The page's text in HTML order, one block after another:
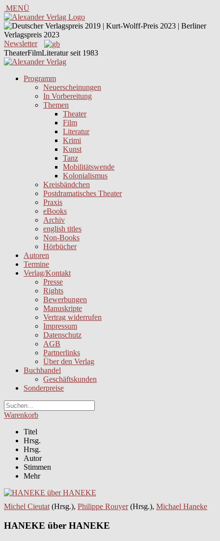
MENÜ
Newsletter
TheaterFilmLiteratur seit 1983
Programm
Neuerscheinungen
In Vorbereitung
Themen
Theater
Film
Literatur
Krimi
Kunst
Tanz
Mobilitätswende
Kolonialismus
Kreisbändchen
Postdramatisches Theater
Praxis
eBooks
Archiv
english titles
Non-Books
Hörbücher
Autoren
Termine
Verlag/Kontakt
Presse
Rights
Bewerbungen
Manuskripte
Vertrag widerrufen
Impressum
Datenschutz
AGB
Partnerlinks
Über den Verlag
Buchhandel
Geschäftskunden
Sonderpreise
Warenkorb
Titel
Hrsg.
Hrsg.
Autor
Stimmen
Mehr
Michel Cieutat (Hrsg.), Philippe Rouyer(Hrsg.), Michael Haneke
HANEKE über HANEKE